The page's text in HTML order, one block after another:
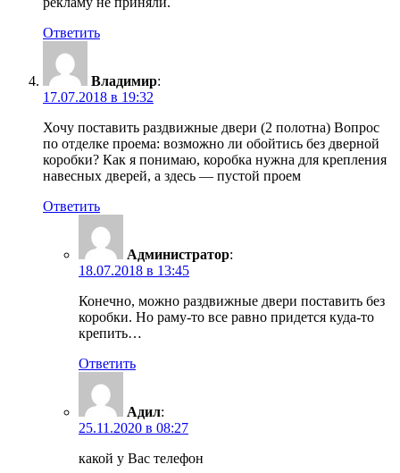
Ответить
Владимир:
17.07.2018 в 19:32
Хочу поставить раздвижные двери (2 полотна) Вопрос
по отделке проема: возможно ли обойтись без дверной
коробки? Как я понимаю, коробка нужна для крепления
навесных дверей, а здесь — пустой проем
Ответить
Администратор:
18.07.2018 в 13:45
Конечно, можно раздвижные двери поставить без
коробки. Но раму-то все равно придется куда-то
крепить…
Ответить
Адил:
25.11.2020 в 08:27
какой у Вас телефон